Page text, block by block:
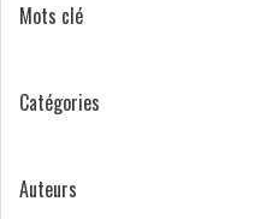
Mots clé
Catégories
Auteurs